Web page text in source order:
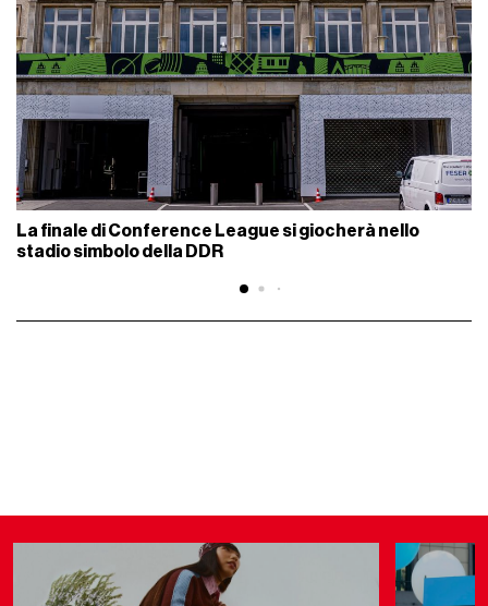
La finale di Conference League si giocherà nello
stadio simbolo della DDR